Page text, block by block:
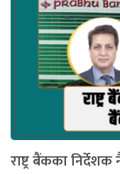
राष्ट्र बैंकका